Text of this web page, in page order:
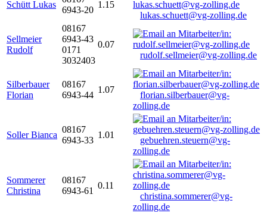
Schütt Lukas
6943-20
1.15
lukas.schuett@vg-zolling.de
Sellmeier
Rudolf
08167
6943-43
0171
3032403
0.07
rudolf.sellmeier@vg-zolling.de
Silberbauer
Florian
08167
6943-44
1.07
florian.silberbauer@vg-
zolling.de
Soller Bianca
08167
6943-33
1.01
gebuehren.steuern@vg-
zolling.de
Sommerer
Christina
08167
6943-61
0.11
christina.sommerer@vg-
zolling.de